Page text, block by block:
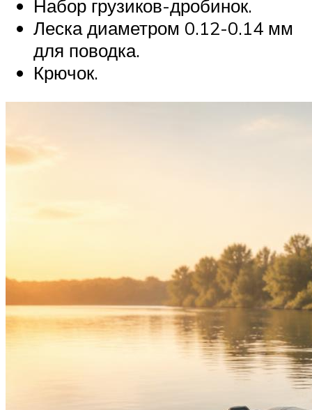
Набор грузиков-дробинок.
Леска диаметром 0.12-0.14 мм
для поводка.
Крючок.